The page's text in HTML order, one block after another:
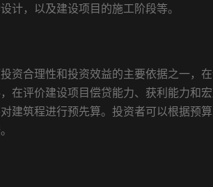
计，以及建设项目的施工阶段等。
合理性和投资效益的主要依据之一，
在评价建设项目偿贷能力、获利能力和
建筑程进行预先算。投资者可以根据预